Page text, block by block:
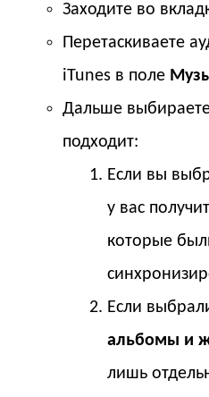
Заходите во
Перетаскиваете
iTunes в поле
Дальше
подходит:
Если вы
у вас
которые
Если
альбомы и
лишь